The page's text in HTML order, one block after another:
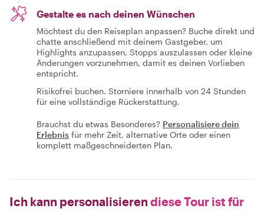
Gestalte es nach deinen Wünschen
Möchtest du den Reiseplan anpassen? Buche direkt und
chatte anschließend mit deinem Gastgeber, um
Highlights anzupassen, Stopps auszulassen oder kleine
Änderungen vorzunehmen, damit es deinen Vorlieben
entspricht.
Risikofrei buchen. Storniere innerhalb von 24 Stunden
für eine vollständige Rückerstattung.
Brauchst du etwas Besonderes? Personalisiere dein
Erlebnis für mehr Zeit, alternative Orte oder einen
komplett maßgeschneiderten Plan.
Ich kann personalisieren diese Tour ist für